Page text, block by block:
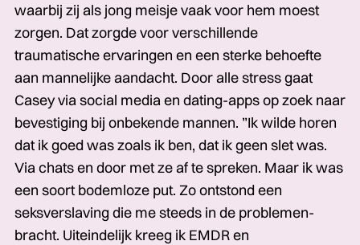
waarbij zij als jong meisje vaak voor hem moest
zorgen. Dat zorgde voor verschillende
traumatische ervaringen en een sterke behoefte
aan mannelijke aandacht. Door alle stress gaat
Casey via social media en dating-­apps op zoek naar
bevestiging bij onbekende­­­ mannen. ”Ik wilde horen
dat ik goed was zoals ik ben, dat ik geen slet was.
Via chats en door met ze af te spreken. Maar ik was
een soort bodemloze­­­ put. Zo ontstond een
seksverslaving die me steeds in de problemen­­­
bracht. Uiteindelijk kreeg ik EMDR en